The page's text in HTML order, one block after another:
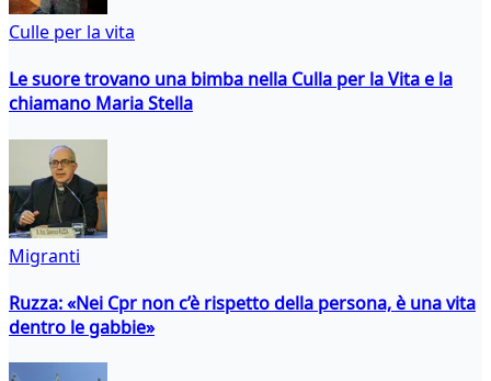
Culle per la vita
Le suore trovano una bimba nella Culla per la Vita e la
chiamano Maria Stella
Migranti
Ruzza: «Nei Cpr non c’è rispetto della persona, è una vita
dentro le gabbie»